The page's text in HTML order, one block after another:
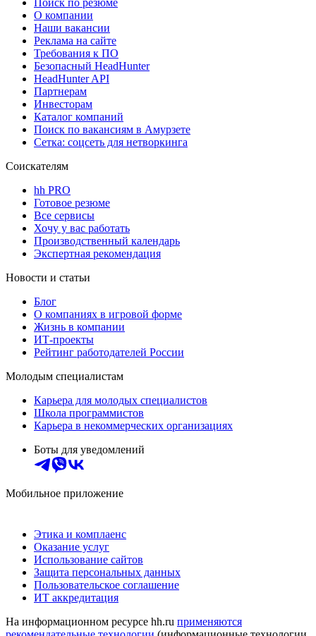
Поиск по резюме
О компании
Наши вакансии
Реклама на сайте
Требования к ПО
Безопасный HeadHunter
HeadHunter API
Партнерам
Инвесторам
Каталог компаний
Поиск по вакансиям в Амурзете
Сетка: соцсеть для нетворкинга
Соискателям
hh PRO
Готовое резюме
Все сервисы
Хочу у вас работать
Производственный календарь
Экспертная рекомендация
Новости и статьи
Блог
О компаниях в игровой форме
Жизнь в компании
ИТ-проекты
Рейтинг работодателей России
Молодым специалистам
Карьера для молодых специалистов
Школа программистов
Карьера в некоммерческих организациях
Боты для уведомлений
Мобильное приложение
Этика и комплаенс
Оказание услуг
Использование сайтов
Защита персональных данных
Пользовательское соглашение
ИТ аккредитация
На информационном ресурсе hh.ru применяются